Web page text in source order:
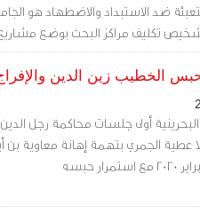
ضد الاستبداد والاضطهاد هو
تكليف مراكز البحث بوضع
الديني والسياسي.
الخطيب زين الدين
أولى جلسات محاكمة رجل
الجمري بتهمة إهانة معاوية بن